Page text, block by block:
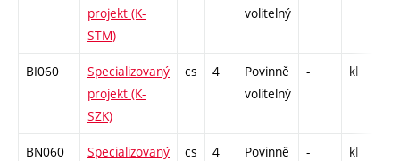
projekt (K-
STM)
volitelný
BI060
Specializovaný
projekt (K-
SZK)
cs 4
Povinně
volitelný
- kl
BN060
Specializovaný
cs 4
Povinně
- kl